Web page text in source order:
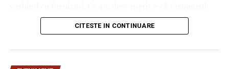
„corect” depinde mult de context, de cât de des muți
pavilionul și de ce condiții meteo ai de înfruntat.
CITESTE IN CONTINUARE